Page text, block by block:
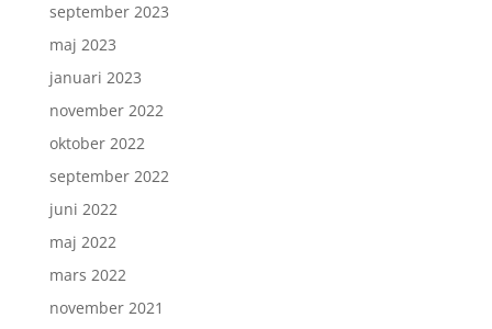
september 2023
maj 2023
januari 2023
november 2022
oktober 2022
september 2022
juni 2022
maj 2022
mars 2022
november 2021